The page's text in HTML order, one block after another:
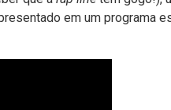
em um programa